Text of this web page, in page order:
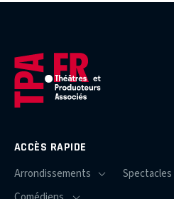
ACCÈS RAPIDE